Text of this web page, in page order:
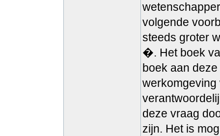
volgende
steeds groter
�. Het boek
boek aan
werkomgeving
deze vraag
zijn. Het is